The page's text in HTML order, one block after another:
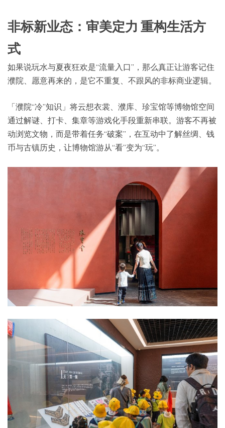
非标新业态：审美定力 重构生活方
式
如果说玩水与夏夜狂欢是“流量入口”，那么真正让游客记住
濮院、愿意再来的，是它不重复、不跟风的非标商业逻辑。
「濮院“冷”知识」将云想衣裳、濮库、珍宝馆等博物馆空间
通过解谜、打卡、集章等游戏化手段重新串联。游客不再被
动浏览文物，而是带着任务“破案”，在互动中了解丝绸、钱
币与古镇历史，让博物馆游从“看”变为“玩”。